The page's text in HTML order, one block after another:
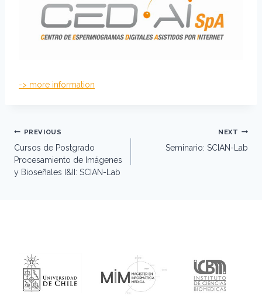
-> more information
Post
navigation
PREVIOUS
Cursos de Postgrado
Procesamiento de Imágenes
y Bioseñales I&II: SCIAN-Lab
NEXT
Seminario: SCIAN-Lab